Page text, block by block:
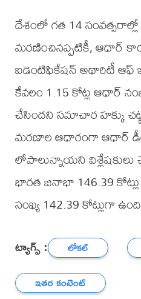
దేశంలో గత 14
మరణించినప్పటికీ, ఆధార్
ఐడెంటిఫికేషన్ అథారిటీ
కేవలం 1.15 కోట్ల ఆధార్
చేసిందని సమాచార హక్కు
మరణాల ఆధారంగా ఆధార్
లోపాలున్నాయని విశ్లేషకులు
భారత జనాభా 146.39
సంఖ్య 142.39 కోట్లుగా
ట్యాగ్స్ : లోకల్
ఇతర కంటెంట్